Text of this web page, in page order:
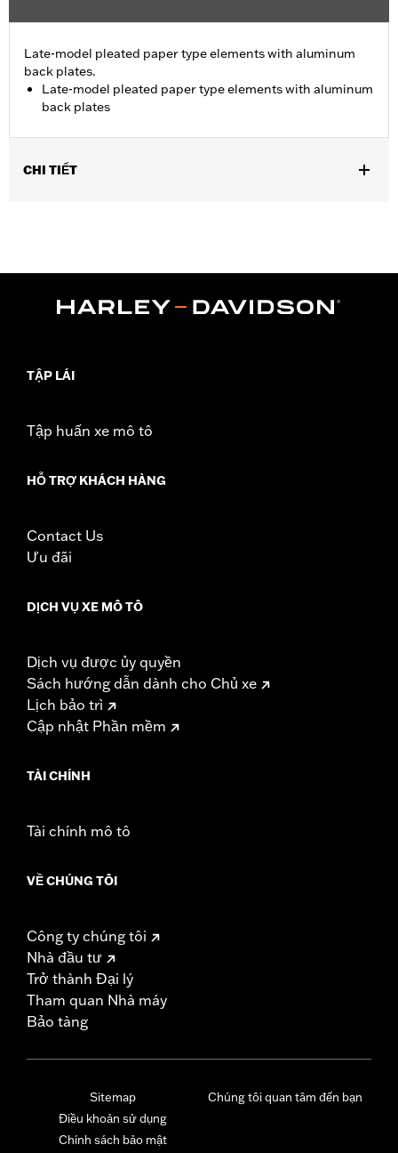
Late-model pleated paper type elements with aluminum
back plates.
Late-model pleated paper type elements with aluminum
back plates
CHI TIẾT
WARRANTY:1 year limited warranty – Go towww.h-
TẬP LÁI
Tập huấn xe mô tô
HỖ TRỢ KHÁCH HÀNG
Contact Us
Ưu đãi
DỊCH VỤ XE MÔ TÔ
Dịch vụ được ủy quyền
Sách hướng dẫn dành cho Chủ xe
Lịch bảo trì
Cập nhật Phần mềm
TÀI CHÍNH
Tài chính mô tô
VỀ CHÚNG TÔI
Công ty chúng tôi
Nhà đầu tư
Trở thành Đại lý
Tham quan Nhà máy
Bảo tàng
Sitemap
Điều khoản sử dụng
Chính sách bảo mật
Chúng tôi quan tâm đến bạn